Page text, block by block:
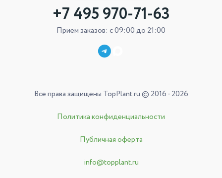
+7 495 970-71-63
Прием заказов: с 09:00 до 21:00
Все права защищены TopPlant.ru © 2016 - 2026
Политика конфиденциальности
Публичная оферта
info@topplant.ru